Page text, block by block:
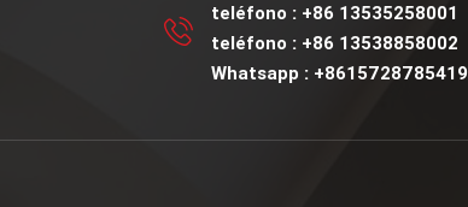
teléfono : +86 13535258001
teléfono : +86 13538858002
Whatsapp : +8615728785419